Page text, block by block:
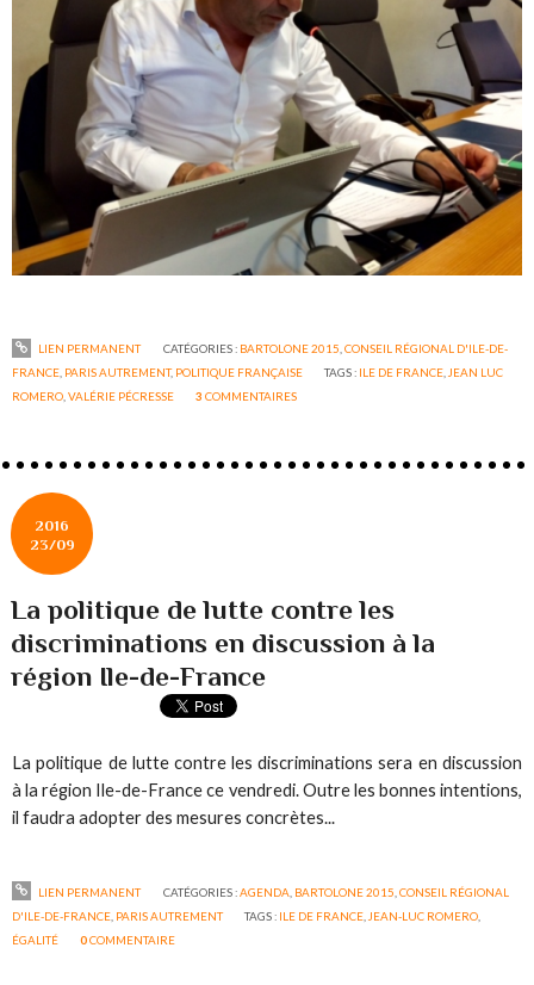
LIEN PERMANENT CATÉGORIES : BARTOLONE 2015 CONSEIL RÉGIONAL D'ILE-DE-
FRANCE PARIS AUTREMENT, POLITIQUE FRANÇAISE TAGS : ILE DE FRANCE JEAN LUC
ROMERO ,VALÉRIE PÉCRESSE 3 COMMENTAIRES
2016
23/09
La politique de lutte contre les
discriminations en discussion à la
région Ile-de-France
La politique de lutte contre les discriminations sera en discussion
à la région Ile-de-France ce vendredi. Outre les bonnes intentions,
il faudra adopter des mesures concrètes...
LIEN PERMANENT CATÉGORIES :AGENDA BARTOLONE 2015 CONSEIL RÉGIONAL
D'ILE-DE-FRANCE PARIS AUTREMENT TAGS : ILE DE FRANCE JEAN-LUC ROMERO
ÉGALITÉ
0COMMENTAIRE